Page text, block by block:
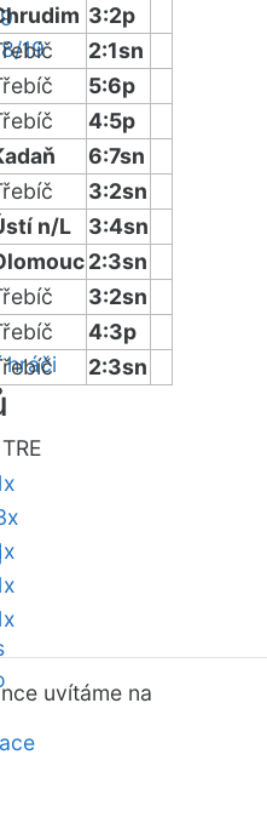
19
hráči
3:2p
2:1sn
5:6p
4:5p
6:7sn
3:2sn
n/L
3:4sn
2:3sn
3:2sn
4:3p
2:3sn
uvítáme na